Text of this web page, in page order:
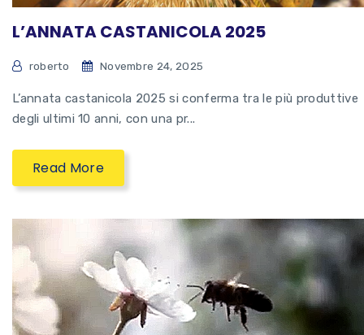
L’ANNATA CASTANICOLA 2025
roberto Novembre 24, 2025
L’annata castanicola 2025 si conferma tra le più produttive
degli ultimi 10 anni, con una pr...
Read More